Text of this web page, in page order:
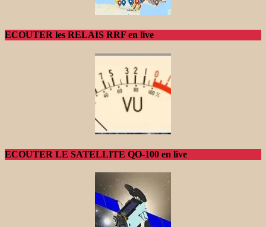
ECOUTER les RELAIS RRF en live
ECOUTER LE SATELLITE QO-100 en live